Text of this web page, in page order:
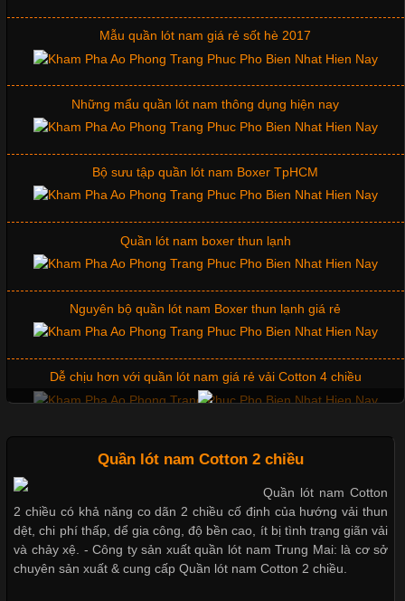
Áo thun là một trong những trang phục phổ biến nhất hiện nay
nhờ tính tiện dụng, dễ phối đồ và phù hợp với nhiều đối tượng.
quan trọng tạo nên phong cách riêng cho từng sản phẩm. Mỗi
loại cổ áo sẽ mang đến một vẻ đẹp khác
Những Mẫu Áo Thun Đồng Phục Công Ty Được Ưa
Chuộng Hiện Nay
Cập nhật 2026-06-01 14:23:34
Trong môi trường kinh doanh hiện đại, việc xây dựng hình ảnh
chuyên nghiệp đóng vai trò quan trọng đối với sự phát triển của
doanh nghiệp. Một trong những giải pháp hiệu quả được nhiều
đơn vị lựa chọn hiện nay là sử dụng áo thun đồng phục công ty.
Không chỉ giúp tạo sự đồng bộ, áo thun
Chất Liệu Lycra Có Gì Đặc Biệt Trong Ngành Thời Trang?
Cập nhật 2026-05-27 17:03:46
Vải Lycra Là Gì? Chất Liệu Co Giãn Được Ưa Chuộng Trong
Mẫu quần lót nam giá rẻ sốt hè 2017
Những mẩu quần lót nam thông dụng hiện nay
Bộ sưu tập quần lót nam Boxer TpHCM
Quần lót nam boxer thun lạnh
Nguyên bộ quần lót nam Boxer thun lạnh giá rẻ
Dễ chịu hơn với quần lót nam giá rẻ vải Cotton 4 chiều
Thị hiều quần lót nam bơi lội nam và nữ 2017
Quần lót nam Cotton 2 chiều
Quần lót nam Cotton
2 chiều có khả năng co dãn 2 chiều cố định của hướng vải thun
dệt, chi phí thấp, dể gia công, độ bền cao, ít bị tình trạng giãn vải
và chảy xệ. - Công ty sản xuất quần lót nam Trung Mai: là cơ sở
chuyên sản xuất & cung cấp Quần lót nam Cotton 2 chiều.